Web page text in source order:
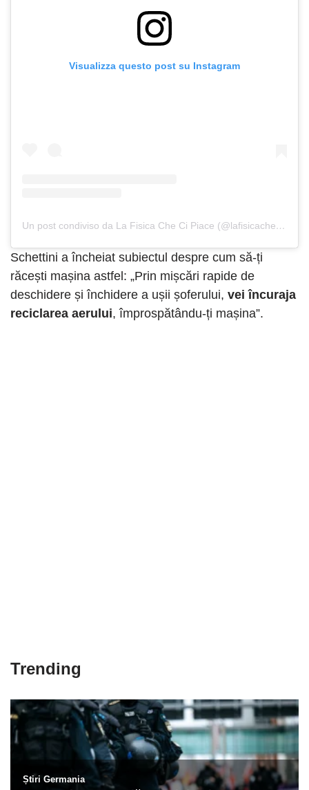
Visualizza questo post su Instagram
Un post condiviso da La Fisica Che Ci Piace (@lafisicachecipiace)
Schettini a încheiat subiectul despre cum să-ți
răcești mașina astfel: „Prin mișcări rapide de
deschidere și închidere a ușii șoferului, vei încuraja
reciclarea aerului, împrospătându-ți mașina”.
Trending